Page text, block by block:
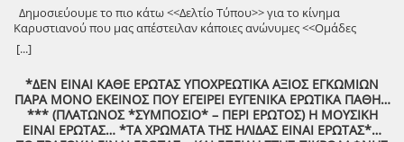
Δημοσιεύουμε το πιο κάτω <<Δελτίο Τύπου>> για το κίνημα
Καρυστιανού που μας απέστειλαν κάποιες ανώνυμες <<Ομάδες
Πολιτών>>!
[...]
*ΔΕΝ ΕΙΝΑΙ ΚΑΘΕ ΕΡΩΤΑΣ ΥΠΟΧΡΕΩΤΙΚΑ ΑΞΙΟΣ ΕΓΚΩΜΙΩΝ
ΠΑΡΑ ΜΟΝΟ ΕΚΕΙΝΟΣ ΠΟΥ ΕΓΕΙΡΕΙ ΕΥΓΕΝΙΚΑ ΕΡΩΤΙΚΑ ΠΑΘΗ…
*** (ΠΛΑΤΩΝΟΣ *ΣΥΜΠΟΣΙΟ* – ΠΕΡΙ ΕΡΩΤΟΣ) Η ΜΟΥΣΙΚΗ
ΕΙΝΑΙ ΕΡΩΤΑΣ… *ΤΑ ΧΡΩΜΑΤΑ ΤΗΣ ΗΛΙΔΑΣ ΕΙΝΑΙ ΕΡΩΤΑΣ*…